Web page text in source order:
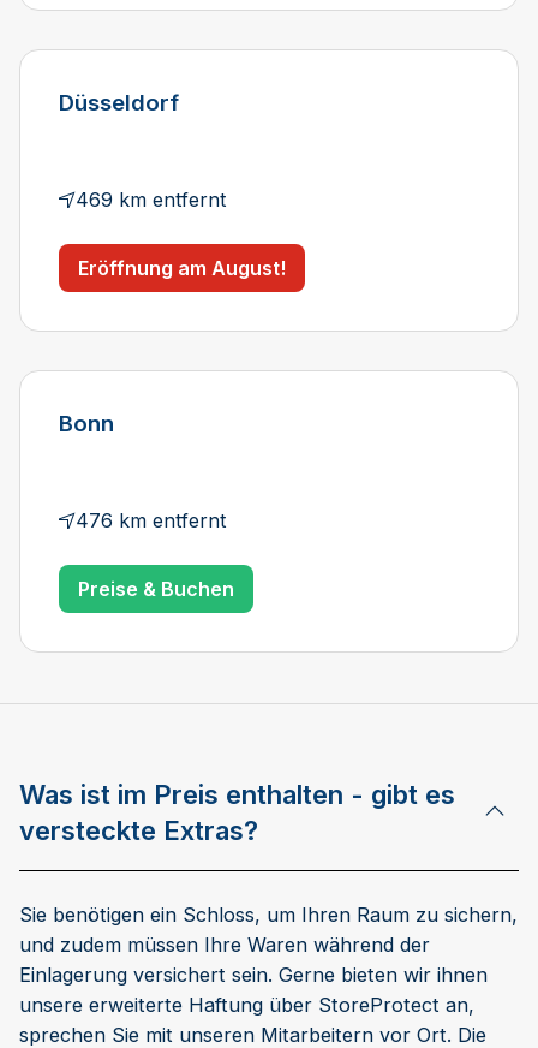
Düsseldorf
469 km entfernt
Eröffnung am August!
Bonn
476 km entfernt
Preise & Buchen
Was ist im Preis enthalten - gibt es
versteckte Extras?
Sie benötigen ein Schloss, um Ihren Raum zu sichern,
und zudem müssen Ihre Waren während der
Einlagerung versichert sein. Gerne bieten wir ihnen
unsere erweiterte Haftung über StoreProtect an,
sprechen Sie mit unseren Mitarbeitern vor Ort. Die